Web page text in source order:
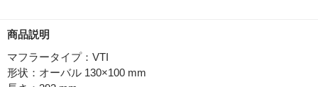
商品説明
マフラータイプ：VTI
形状：オーバル 130×100 mm